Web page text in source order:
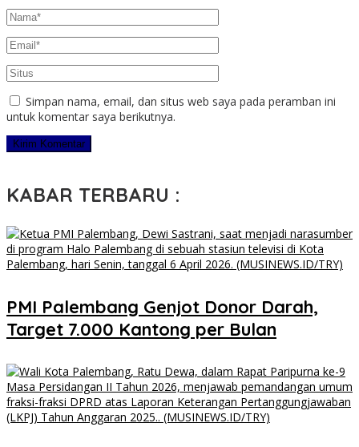
Simpan nama, email, dan situs web saya pada peramban ini
untuk komentar saya berikutnya.
KABAR TERBARU :
PMI Palembang Genjot Donor Darah,
Target 7.000 Kantong per Bulan